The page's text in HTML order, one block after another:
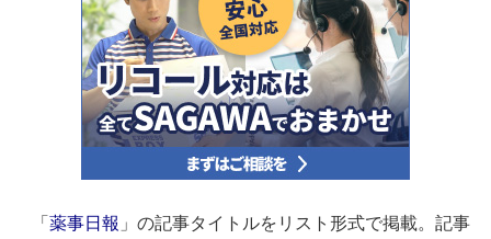
「薬事日報 」の記事タイトルをリスト形式で掲載。記事